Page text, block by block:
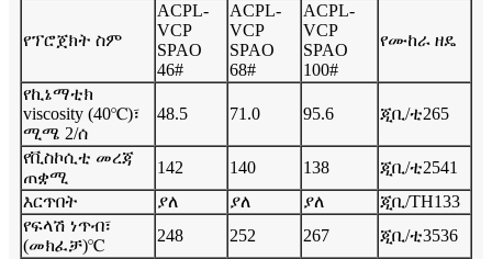
የፕሮጀክት ስም
ACPL-
VCP
SPAO
46#
ACPL-
VCP
SPAO
68#
ACPL-
VCP
SPAO
100#
የሙከራ ዘዴ
የኪኔማቲክ
viscosity (40℃)፣
ሚሜ 2/ሰ
48.5 71.0 95.6 ጂቢ/ቲ265
የቪስኮሲቲ መረጃ
ጠቋሚ
142 140 138
ጂቢ/ቲ2541
እርጥበት
ያለ ያለ ያለ
ጂቢ/TH133
የፍላሽ ነጥብ፣
(መክፈቻ)℃
248 252 267
ጂቢ/ቲ3536